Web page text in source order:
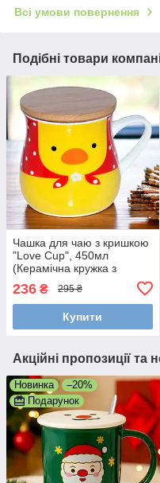
Всі умови повернення
Подібні товари
Чашка для чаю з кришкою
"Love Cup", 450мл
(Керамічна кружка з
236 ₴ 295 ₴
Купити
Акційні пропозиції та
Новинка
–20%
Подарунок